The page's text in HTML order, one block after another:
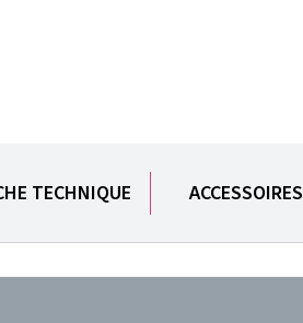
TECHNIQUE ACCESSOIRES